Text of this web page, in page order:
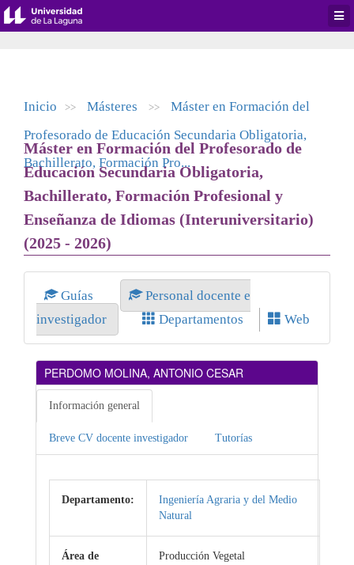
Inicio >> Másteres >>
Máster en Formación del
Profesorado de Educación Secundaria Obligatoria,
Bachillerato, Formación Pro...
Máster en Formación del Profesorado de
Educación Secundaria Obligatoria,
Bachillerato, Formación Profesional y
Enseñanza de Idiomas (Interuniversitario)
(2025 - 2026)
Guías
Personal docente e
investigador
Departamentos Web
PERDOMO MOLINA, ANTONIO CESAR
Información general
Breve CV docente investigador Tutorías
Departamento:
Ingeniería Agraria y del Medio
Natural
Área de
Producción Vegetal